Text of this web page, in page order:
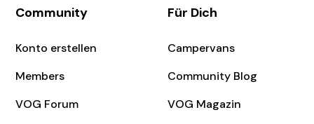
Community
Konto erstellen
Members
VOG Forum
Für Dich
Campervans
Community Blog
VOG Magazin